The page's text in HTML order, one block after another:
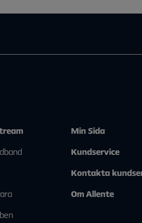
Min Sida
Kundservice
Kontakta
Om Allente